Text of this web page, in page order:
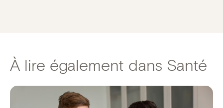
À lire également dans Santé